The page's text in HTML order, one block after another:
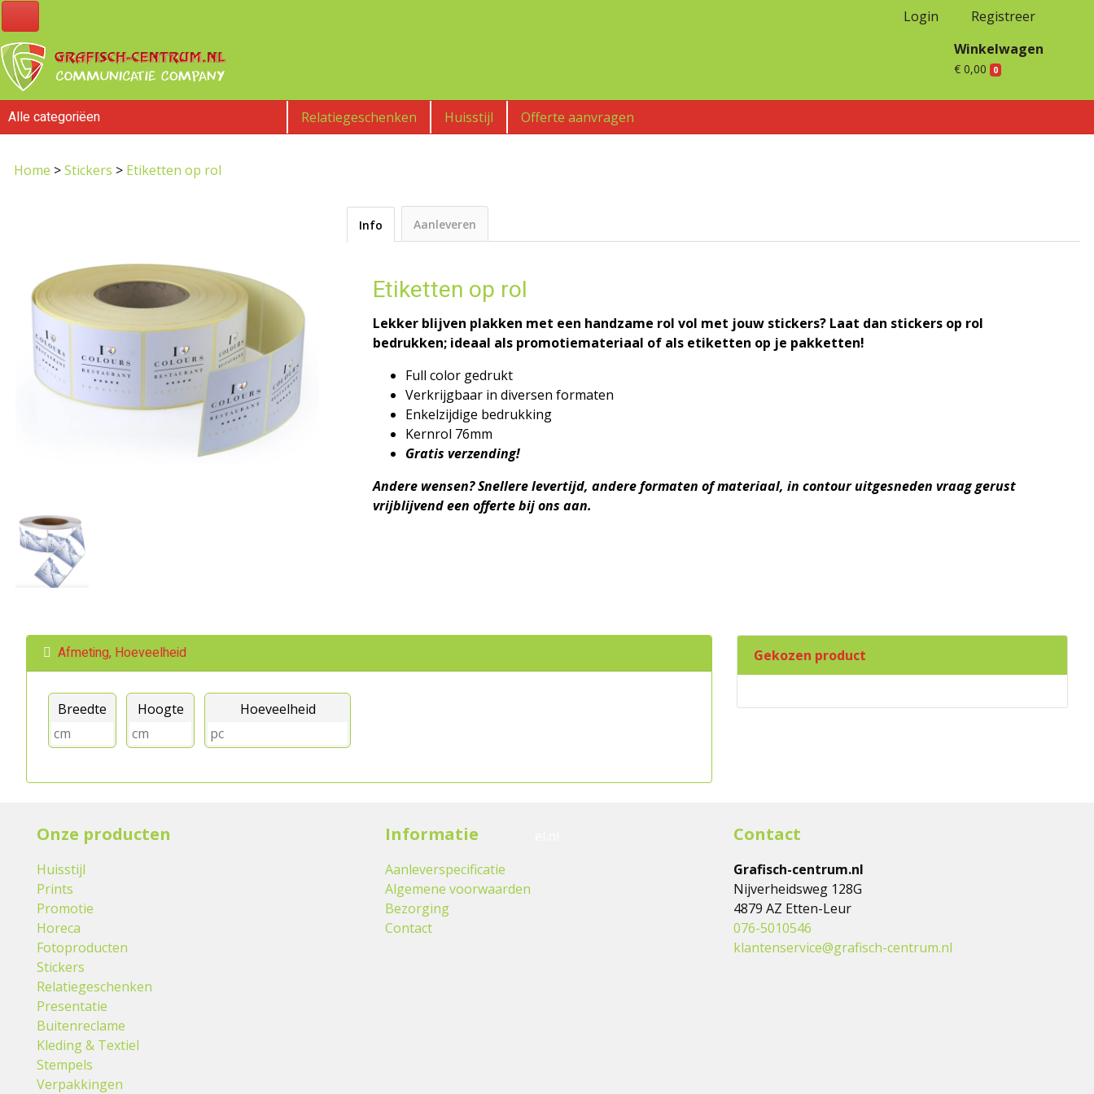
Login
Registreer
Winkelwagen
€ 0,00 0
Alle categoriëen Offerte aanvragen
Huisstijl
Relatiegeschenken
Home >Stickers > Etiketten op rol
Info Aanleveren
Etiketten op rol
Lekker blijven plakken met een handzame rol vol met jouw stickers? Laat dan stickers op rol
bedrukken; ideaal als promotiemateriaal of als etiketten op je pakketten!
Full color gedrukt
Verkrijgbaar in diversen formaten
Enkelzijdige bedrukking
Kernrol 76mm
Gratis verzending!
Andere wensen?Snellere levertijd, andere formaten of materiaal, in contour uitgesneden vraag gerust
vrijblijvend een offerte bij ons aan.
Afmeting, Hoeveelheid
Breedte Hoogte Hoeveelheid
Gekozen product
Onze producten
Huisstijl
Prints
Promotie
Horeca
Fotoproducten
Stickers
Relatiegeschenken
Presentatie
Buitenreclame
Kleding & Textiel
Stempels
Verpakkingen
Informatie
Aanleverspecificatie
Algemene voorwaarden
Bezorging
Contact
Contact
Grafisch-centrum.nl
Nijverheidsweg 128G
4879 AZ Etten-Leur
076-5010546
klantenservice@grafisch-centrum.nl